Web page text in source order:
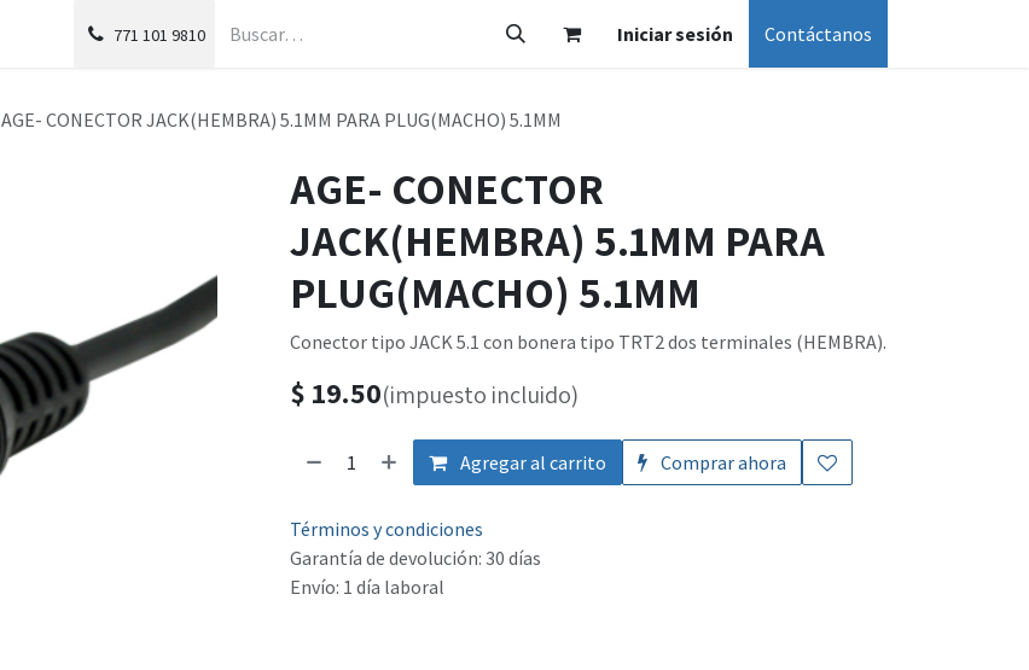
771 101 9810 Iniciar sesión Contáctanos
AGE- CONECTOR JACK(HEMBRA) 5.1MM PARA PLUG(MACHO) 5.1MM
AGE- CONECTOR
JACK(HEMBRA) 5.1MM PARA
PLUG(MACHO) 5.1MM
Conector tipo JACK 5.1 con bonera tipo TRT2 dos terminales (HEMBRA).
$ 19.50(impuesto incluido)
Agregar al carrito Comprar ahora
Términos y condiciones
Garantía de devolución: 30 días
Envío: 1 día laboral